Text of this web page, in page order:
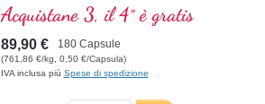
Acquistane 3, il 4° è gratis
89,90 € 180 Capsule
(761,86 €/kg, 0,50 €/Capsula)
IVA inclusa più Spese di spedizione